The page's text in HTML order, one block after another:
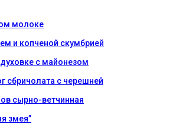
молоке
и копченой скумбрией
с майонезом
сбричолата с черешней
сырно-ветчинная
змея”